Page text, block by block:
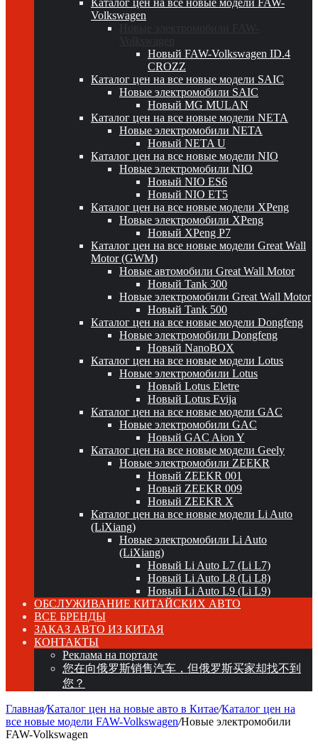
Каталог цен на все новые модели FAW-
Volkswagen
Новый FAW-Volkswagen ID.4
CROZZ
Каталог цен на все новые модели SAIC
Новые электромобили SAIC
Новый MG MULAN
Каталог цен на все новые модели NETA
Новые электромобили NETA
Новый NETA U
Каталог цен на все новые модели NIO
Новые электромобили NIO
Новый NIO ES6
Новый NIO ET5
Каталог цен на все новые модели XPeng
Новые электромобили XPeng
Новый XPeng P7
Каталог цен на все новые модели Great Wall
Motor (GWM)
Новые автомобили Great Wall Motor
Новый Tank 300
Новые электромобили Great Wall Motor
Новый Tank 500
Каталог цен на все новые модели Dongfeng
Новые электромобили Dongfeng
Новый NanoBOX
Каталог цен на все новые модели Lotus
Новые электромобили Lotus
Новый Lotus Eletre
Новый Lotus Evija
Каталог цен на все новые модели GAC
Новые электромобили GAC
Новый GAC Aion Y
Каталог цен на все новые модели Geely
Новые электромобили ZEEKR
Новый ZEEKR 001
Новый ZEEKR 009
Новый ZEEKR X
Каталог цен на все новые модели Li Auto
(LiXiang)
Новые электромобили Li Auto
(LiXiang)
Новый Li Auto L7 (Li L7)
Новый Li Auto L8 (Li L8)
Новый Li Auto L9 (Li L9)
ОБСЛУЖИВАНИЕ КИТАЙСКИХ АВТО
ВСЕ БРЕНДЫ
ЗАКАЗ АВТО ИЗ КИТАЯ
КОНТАКТЫ
Реклама на портале
您在向俄罗斯销售汽车，但俄罗斯买家却找不到
您？
Главная/Каталог цен на новые авто в Китае/Каталог цен на
все новые модели FAW-Volkswagen/Новые электромобили
FAW-Volkswagen